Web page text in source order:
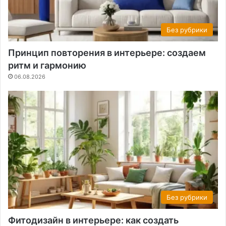
Без рубрики
Принцип повторения в интерьере: создаем
ритм и гармонию
06.08.2026
Без рубрики
Фитодизайн в интерьере: как создать